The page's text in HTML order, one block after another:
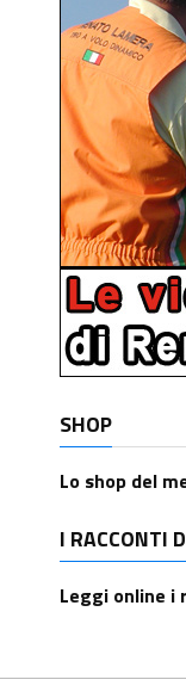
SHOP
Lo shop del
I RACCONTI
Leggi online i